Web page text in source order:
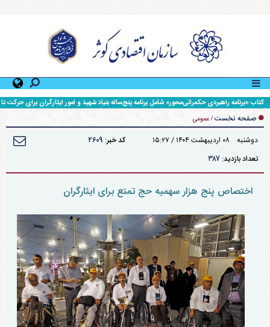
کتاب «برنامه راهبردی حکمرانی‌محور» شامل برنامه پنج‌ساله بنیاد شهید و امور ایثارگران برای حرکت تا
افق ۱۴۱۰، رونمایی شد.صفحه نخست / عمومی
دوشنبه ۰۸ ارديبهشت ۱۴۰۴ / ۱۵:۲۷ کد خبر: ۲۶۰۹
تعداد بازدید: ۳۸۷
اختصاص پنج هزار سهمیه حج تمتع برای ایثارگران